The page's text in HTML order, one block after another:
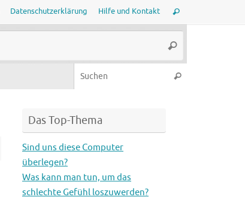
Datenschutzerklärung Hilfe und Kontakt
nach:
Suchen
Suchen
Suchen
Das Top-Thema
Sind uns diese Computer
überlegen?
Was kann man tun, um das
schlechte Gefühl loszuwerden?